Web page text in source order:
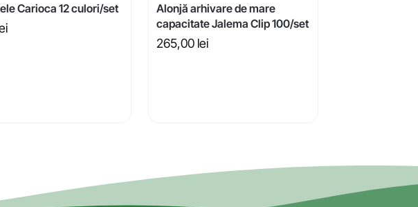
Carioca 12 culori/set
Alonjă arhivare de mare
capacitate Jalema Clip 100/set
265,00 lei